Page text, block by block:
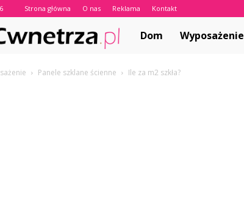
Strona główna O nas Reklama Kontakt
ABCwnetrza.pl
Dom Wyposażenie
Panele szklane ścienne Ile za m2 szkła?